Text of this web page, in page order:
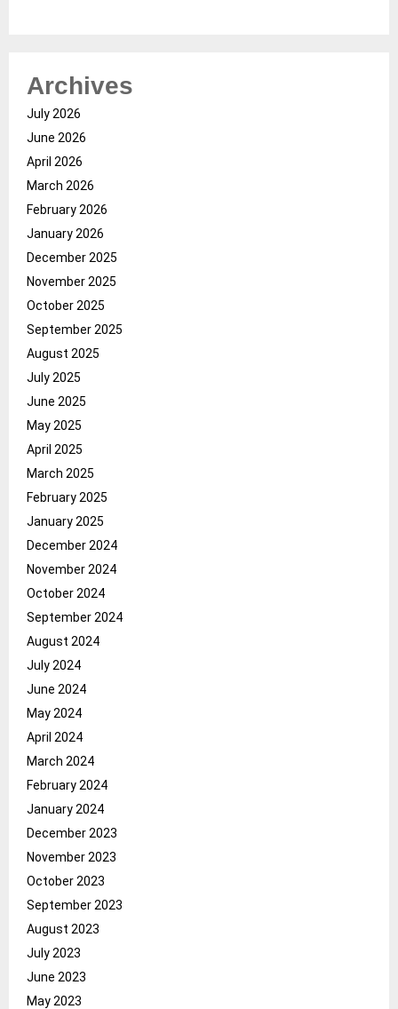
Archives
July 2026
June 2026
April 2026
March 2026
February 2026
January 2026
December 2025
November 2025
October 2025
September 2025
August 2025
July 2025
June 2025
May 2025
April 2025
March 2025
February 2025
January 2025
December 2024
November 2024
October 2024
September 2024
August 2024
July 2024
June 2024
May 2024
April 2024
March 2024
February 2024
January 2024
December 2023
November 2023
October 2023
September 2023
August 2023
July 2023
June 2023
May 2023